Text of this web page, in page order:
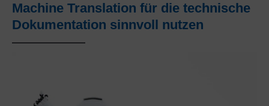
Machine Translation für die technische
Dokumentation sinnvoll nutzen